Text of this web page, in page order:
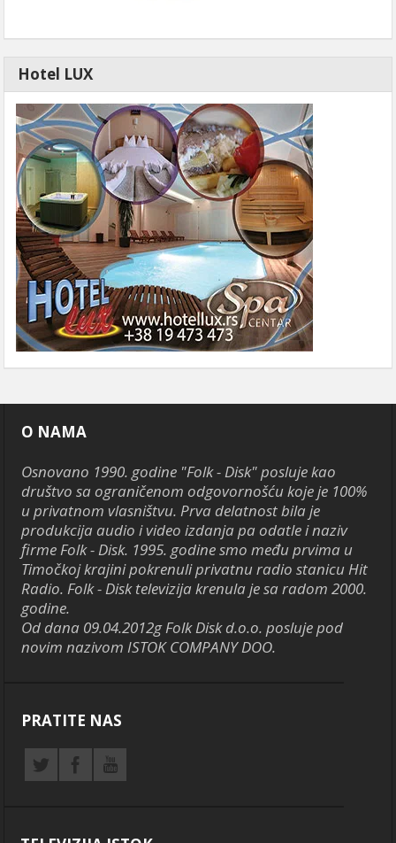
Hotel LUX
O NAMA
Osnovano 1990. godine "Folk - Disk" posluje kao
društvo sa ograničenom odgovornošću koje je 100%
u privatnom vlasništvu. Prva delatnost bila je
produkcija audio i video izdanja pa odatle i naziv
firme Folk - Disk. 1995. godine smo među prvima u
Timočkoj krajini pokrenuli privatnu radio stanicu Hit
Radio. Folk - Disk televizija krenula je sa radom 2000.
godine.
Od dana 09.04.2012g Folk Disk d.o.o. posluje pod
novim nazivom ISTOK COMPANY DOO.
PRATITE NAS